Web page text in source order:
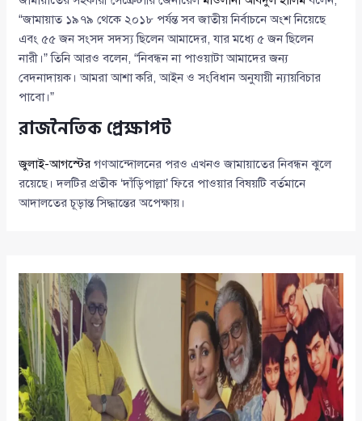
“জামায়াত ১৯৭৯ থেকে ২০১৮ পর্যন্ত সব জাতীয় নির্বাচনে অংশ নিয়েছে
এবং ৫৫ জন সংসদ সদস্য ছিলেন আমাদের, যার মধ্যে ৫ জন ছিলেন
নারী।” তিনি আরও বলেন, “নিবন্ধন না পাওয়াটা আমাদের জন্য
বেদনাদায়ক। আমরা আশা করি, আইন ও সংবিধান অনুযায়ী ন্যায়বিচার
পাবো।”
রাজনৈতিক প্রেক্ষাপট
জুলাই-আগস্টের গণআন্দোলনের পরও এখনও জামায়াতের নিবন্ধন ঝুলে
রয়েছে। দলটির প্রতীক ‘দাঁড়িপাল্লা’ ফিরে পাওয়ার বিষয়টি বর্তমানে
আদালতের চূড়ান্ত সিদ্ধান্তের অপেক্ষায়।